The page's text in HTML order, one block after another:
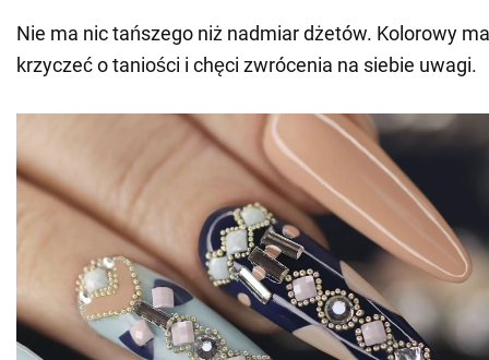
Nie ma nic tańszego niż nadmiar dżetów. Kolorowy
krzyczeć o taniości i chęci zwrócenia na siebie uwagi.